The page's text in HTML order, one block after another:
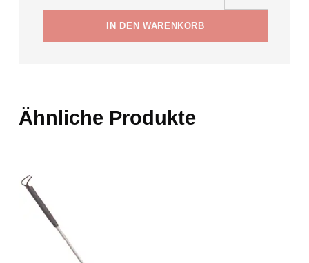
IN DEN WARENKORB
Ähnliche Produkte